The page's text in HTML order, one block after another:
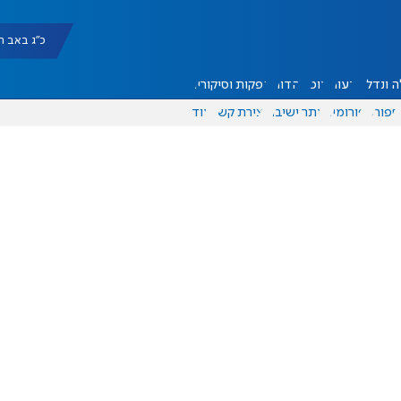
כ"ג באב תשפ"ו
ונדל"ן דעות אוכל יהדות הפקות וסיקורים
ספורט פורומים אתר ישיבה יצירת קשר עוד